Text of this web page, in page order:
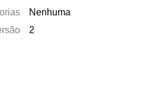
Nenhuma
2